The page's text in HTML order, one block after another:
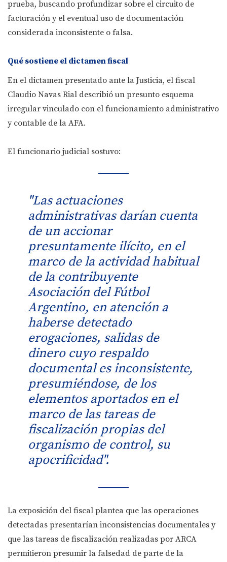
prueba, buscando profundizar sobre el circuito de
facturación y el eventual uso de documentación
considerada inconsistente o falsa.
Qué sostiene el dictamen fiscal
En el dictamen presentado ante la Justicia, el fiscal
Claudio Navas Rial describió un presunto esquema
irregular vinculado con el funcionamiento administrativo
y contable de la AFA.
El funcionario judicial sostuvo:
"Las actuaciones
administrativas darían cuenta
de un accionar
presuntamente ilícito, en el
marco de la actividad habitual
de la contribuyente
Asociación del Fútbol
Argentino, en atención a
haberse detectado
erogaciones, salidas de
dinero cuyo respaldo
documental es inconsistente,
presumiéndose, de los
elementos aportados en el
marco de las tareas de
fiscalización propias del
organismo de control, su
apocrificidad".
La exposición del fiscal plantea que las operaciones
detectadas presentarían inconsistencias documentales y
que las tareas de fiscalización realizadas por ARCA
permitieron presumir la falsedad de parte de la